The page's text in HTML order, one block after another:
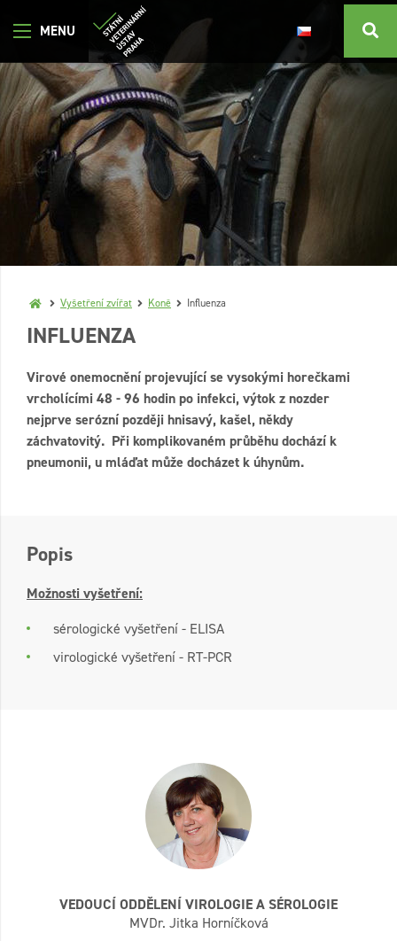
Vyšetření zvířat Koně Influenza
INFLUENZA
Virové onemocnění projevující se vysokými horečkami
vrcholícími 48 - 96 hodin po infekci, výtok z nozder
nejprve serózní později hnisavý, kašel, někdy
záchvatovitý. Při komplikovaném průběhu dochází k
pneumonii, u mláďat může docházet k úhynům.
Popis
Možnosti vyšetření:
sérologické vyšetření - ELISA
virologické vyšetření - RT-PCR
VEDOUCÍ ODDĚLENÍ VIROLOGIE A SÉROLOGIE
MVDr. Jitka Horníčková